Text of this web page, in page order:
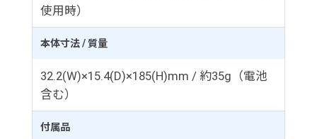
使用時）
本体寸法 / 質量
32.2(W)×15.4(D)×185(H)mm / 約35g（電池
含む）
付属品